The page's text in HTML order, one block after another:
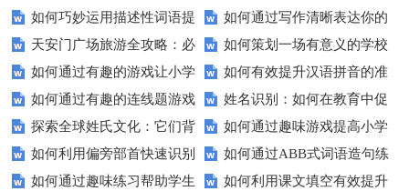
力？
拼写能力？
如何巧妙运用描述性词语提
升教育效果？
如何通过写作清晰表达你的
愿望？
天安门广场旅游全攻略：必
看的历史与文化景点
如何策划一场有意义的学校
升旗仪式？
如何通过有趣的游戏让小学
生轻松掌握常见姓氏？
如何有效提升汉语拼音的准
确性和流利度？这里有妙招！
如何通过有趣的连线题游戏
提升孩子的逻辑思维能力？
姓名识别：如何在教育中促
进个性化学习？
探索全球姓氏文化：它们背
后隐藏的故事？
如何通过趣味游戏提高小学
生的拼音水平？
如何利用偏旁部首快速识别
汉字？
如何通过ABB式词语造句练
习提高孩子的语言表达能力？
如何通过趣味练习帮助学生
如何利用课文填空有效提升